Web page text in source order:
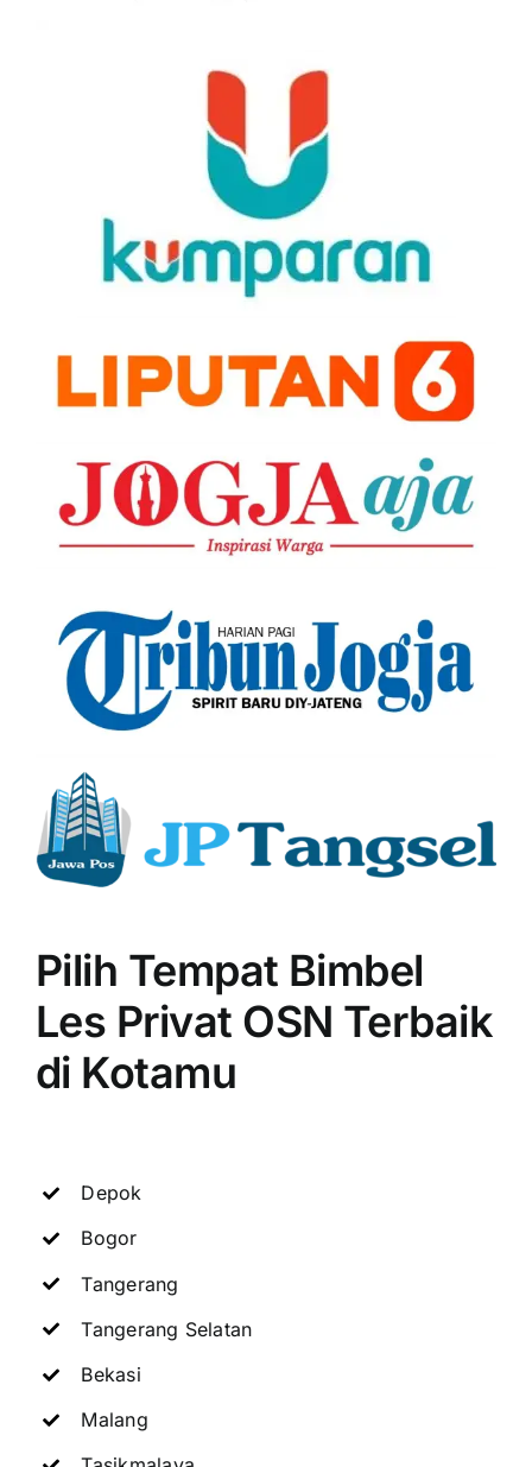
Pilih Tempat Bimbel
Les Privat OSN Terbaik
di Kotamu
Depok
Bogor
Tangerang
Tangerang Selatan
Bekasi
Malang